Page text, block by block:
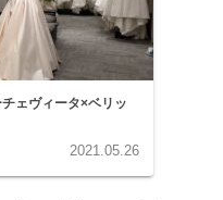
チェヴィータ×ベリッ
2021.05.26